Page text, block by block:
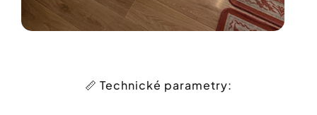
📏 Technické parametry: